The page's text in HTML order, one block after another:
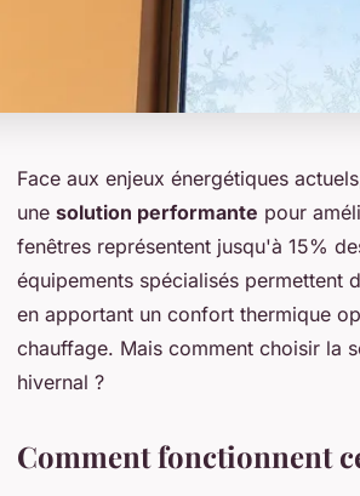
Face aux enjeux énergétiques
une solution performante pour
fenêtres représentent jusqu'à 15%
équipements spécialisés permettent
en apportant un confort thermique
chauffage. Mais comment choisir la
hivernal ?
Comment fonctionnent